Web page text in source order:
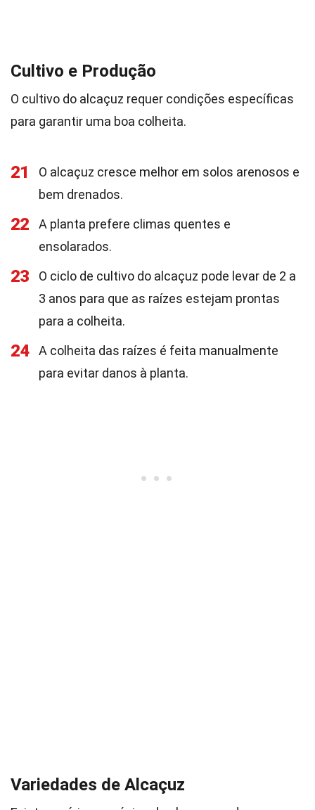
Cultivo e Produção
O cultivo do alcaçuz requer condições específicas
para garantir uma boa colheita.
21
O alcaçuz cresce melhor em solos arenosos e
bem drenados.
22
A planta prefere climas quentes e
ensolarados.
23
O ciclo de cultivo do alcaçuz pode levar de 2 a
3 anos para que as raízes estejam prontas
para a colheita.
24
A colheita das raízes é feita manualmente
para evitar danos à planta.
Variedades de Alcaçuz